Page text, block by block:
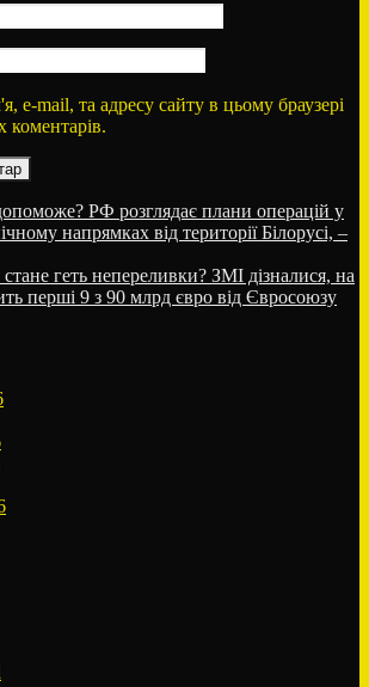
e-mail, та адресу сайту в цьому браузері
коментарів.
РФ розглядає плани операцій у
напрямках від території Білорусі, –
геть непереливки? ЗМІ дізналися, на
перші 9 з 90 млрд євро від Євросоюзу